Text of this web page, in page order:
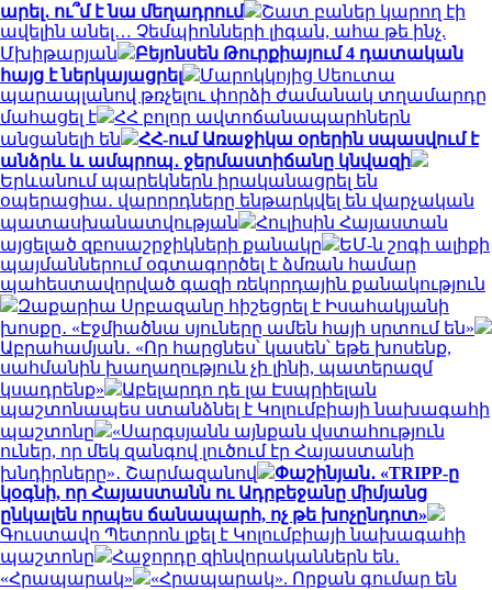
արել․ ու՞մ է նա մեղադրում
Շատ բաներ կարող էի
ավելին անել… Չեմպիոնների լիգան, ահա թե ինչ.
Մխիթարյան
Բեյոնսեն Թուրքիայում 4 դատական
հայց է ներկայացրել
Մարոկկոյից Սեուտա
պարապլանով թռչելու փորձի ժամանակ տղամարդը
մահացել է
ՀՀ բոլոր ավտոճանապարհներն
անցանելի են
ՀՀ-ում Առաջիկա օրերին սպասվում է
անձրև և ամպրոպ․ ջերմաստիճանը կնվազի
Երևանում պարեկներն իրականացրել են
օպերացիա․ վարորդները ենթարկվել են վարչական
պատասխանատվության
Հուլիսին Հայաստան
այցելած զբոսաշրջիկների քանակը
ԵՄ-ն շոգի ալիքի
պայմաններում օգտագործել է ձմռան համար
պահեստավորված գազի ռեկորդային քանակություն
Զաքարիա Սրբազանը հիշեցրել է Իսահակյանի
խոսքը․ «Էջմիածնա սյուները ամեն հայի սրտում են»
Աբրահամյան․ «Որ հարցնես՝ կասեն՝ եթե խոսենք,
սահմանին խաղաղություն չի լինի, պատերազմ
կսադրենք»
Աբելարդո դե լա Էսպրիելան
պաշտոնապես ստանձնել է Կոլումբիայի նախագահի
պաշտոնը
«Սարգսյանն այնքան վստահություն
ուներ, որ մեկ զանգով լուծում էր Հայաստանի
խնդիրները»․ Շարմազանով
Փաշինյան․ «TRIPP-ը
կօգնի, որ Հայաստանն ու Ադրբեջանը միմյանց
ընկալեն որպես ճանապարհ, ոչ թե խոչընդոտ»
Գուստավո Պետրոն լքել է Կոլումբիայի նախագահի
պաշտոնը
Հաջորդը զինվորականներն են․
«Հրապարակ»
«Հրապարակ». Որքան գումար են